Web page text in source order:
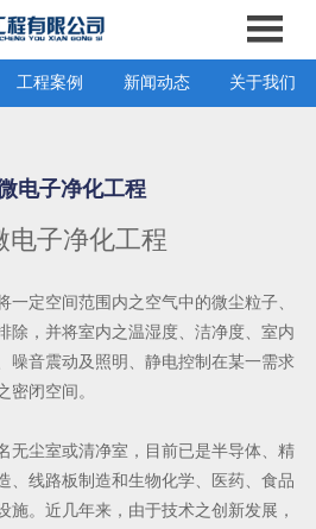
工程案例 新闻动态 关于我们
电子净化工程
电子净化工程
一定空间范围内之空气中的微尘粒子、
除，并将室内之温湿度、洁净度、室内
噪音震动及照明、静电控制在某一需求
密闭空间。
尘室或清净室，目前已是半导体、精
、线路板制造和生物化学、医药、食品
施。近几年来，由于技术之创新发展，